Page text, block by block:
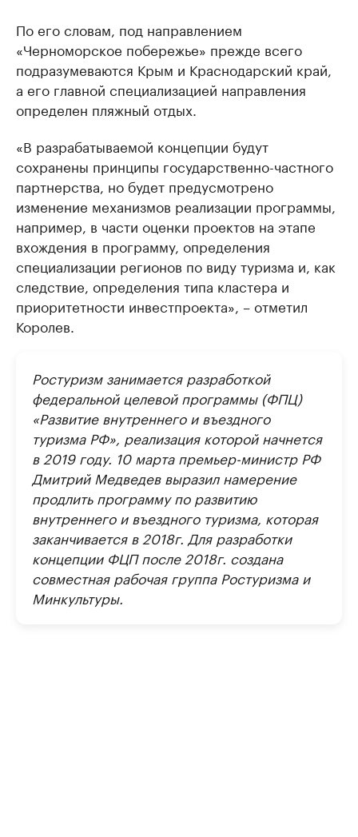
По его словам, под направлением
«Черноморское побережье» прежде всего
подразумеваются Крым и Краснодарский край,
а его главной специализацией направления
определен пляжный отдых.
«В разрабатываемой концепции будут
сохранены принципы государственно-частного
партнерства, но будет предусмотрено
изменение механизмов реализации программы,
например, в части оценки проектов на этапе
вхождения в программу, определения
специализации регионов по виду туризма и, как
следствие, определения типа кластера и
приоритетности инвестпроекта», – отметил
Королев.
Ростуризм занимается разработкой
федеральной целевой программы (ФПЦ)
«Развитие внутреннего и въездного
туризма РФ», реализация которой начнется
в 2019 году. 10 марта премьер-министр РФ
Дмитрий Медведев выразил намерение
продлить программу по развитию
внутреннего и въездного туризма, которая
заканчивается в 2018г. Для разработки
концепции ФЦП после 2018г. создана
совместная рабочая группа Ростуризма и
Минкультуры.